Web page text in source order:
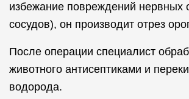
избежание повреждений нервных
сосудов), он производит отрез
После операции специалист
животного антисептиками и
водорода.